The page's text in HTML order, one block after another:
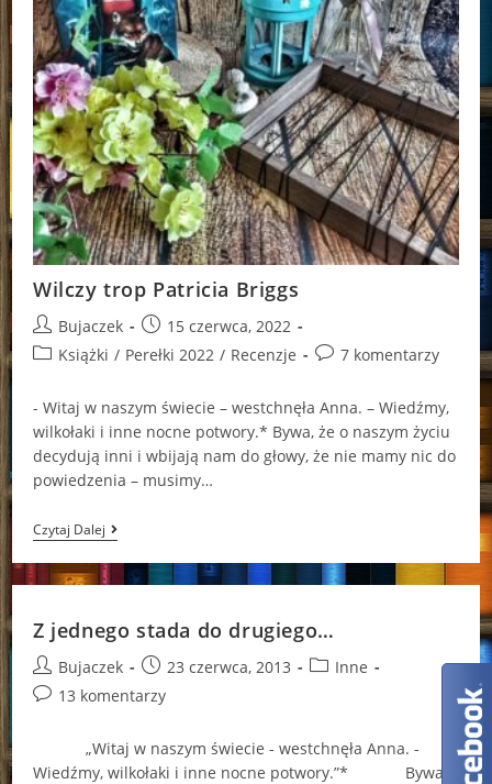
Wilczy trop Patricia Briggs
Post
author:
Bujaczek
Post
published:
15 czerwca, 2022
PostKsiążki / Perełki 2022 / Recenzje
Post7 komentarzy
- Witaj w naszym świecie – westchnęła Anna. – Wiedźmy,
wilkołaki i inne nocne potwory.* Bywa, że o naszym życiu
decydują inni i wbijają nam do głowy, że nie mamy nic do
powiedzenia – musimy…
Czytaj DalejWilczy
Trop
Patricia
Briggs
Z jednego stada do drugiego…
Post
author:
Bujaczek
Post
published:
23 czerwca, 2013
PostInne
Post13 komentarzy
„Witaj w naszym świecie - westchnęła Anna. -
Wiedźmy, wilkołaki i inne nocne potwory.”* Bywa,